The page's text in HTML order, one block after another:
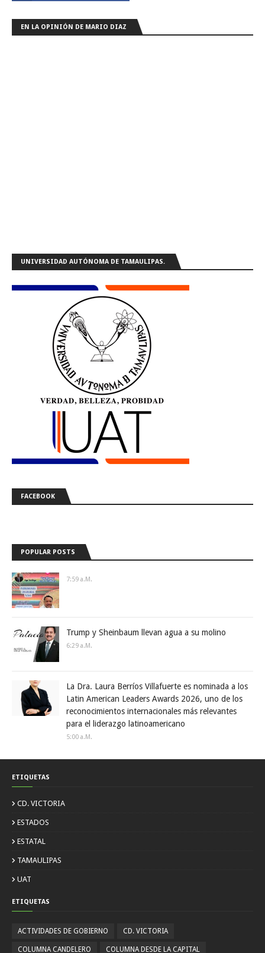
EN LA OPINIÓN DE MARIO DIAZ
UNIVERSIDAD AUTÓNOMA DE TAMAULIPAS.
FACEBOOK
POPULAR POSTS
7:59 A.m.
Trump y Sheinbaum llevan agua a su molino
6:29 A.m.
La Dra. Laura Berríos Villafuerte es nominada a los
Latin American Leaders Awards 2026, uno de los
reconocimientos internacionales más relevantes
para el liderazgo latinoamericano
5:00 A.m.
ETIQUETAS
CD. VICTORIA
ESTADOS
ESTATAL
TAMAULIPAS
UAT
ETIQUETAS
ACTIVIDADES DE GOBIERNO CD. VICTORIA
COLUMNA CANDELERO COLUMNA DESDE LA CAPITAL